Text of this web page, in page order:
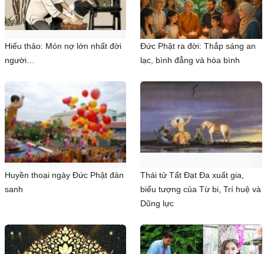
Hiếu thảo: Món nợ lớn nhất đời
người…
Đức Phật ra đời: Thắp sáng an
lạc, bình đẳng và hòa bình
Huyền thoại ngày Đức Phật đản
sanh
Thái tử Tất Đạt Đa xuất gia,
biểu tượng của Từ bi, Trí huệ và
Dũng lực